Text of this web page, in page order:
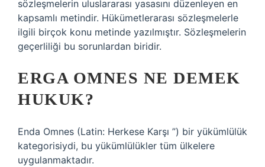
sözleşmelerin uluslararası yasasını düzenleyen en
kapsamlı metindir. Hükümetlerarası sözleşmelerle
ilgili birçok konu metinde yazılmıştır. Sözleşmelerin
geçerliliği bu sorunlardan biridir.
ERGA OMNES NE DEMEK
HUKUK?
Enda Omnes (Latin: Herkese Karşı ”) bir yükümlülük
kategorisiydi, bu yükümlülükler tüm ülkelere
uygulanmaktadır.